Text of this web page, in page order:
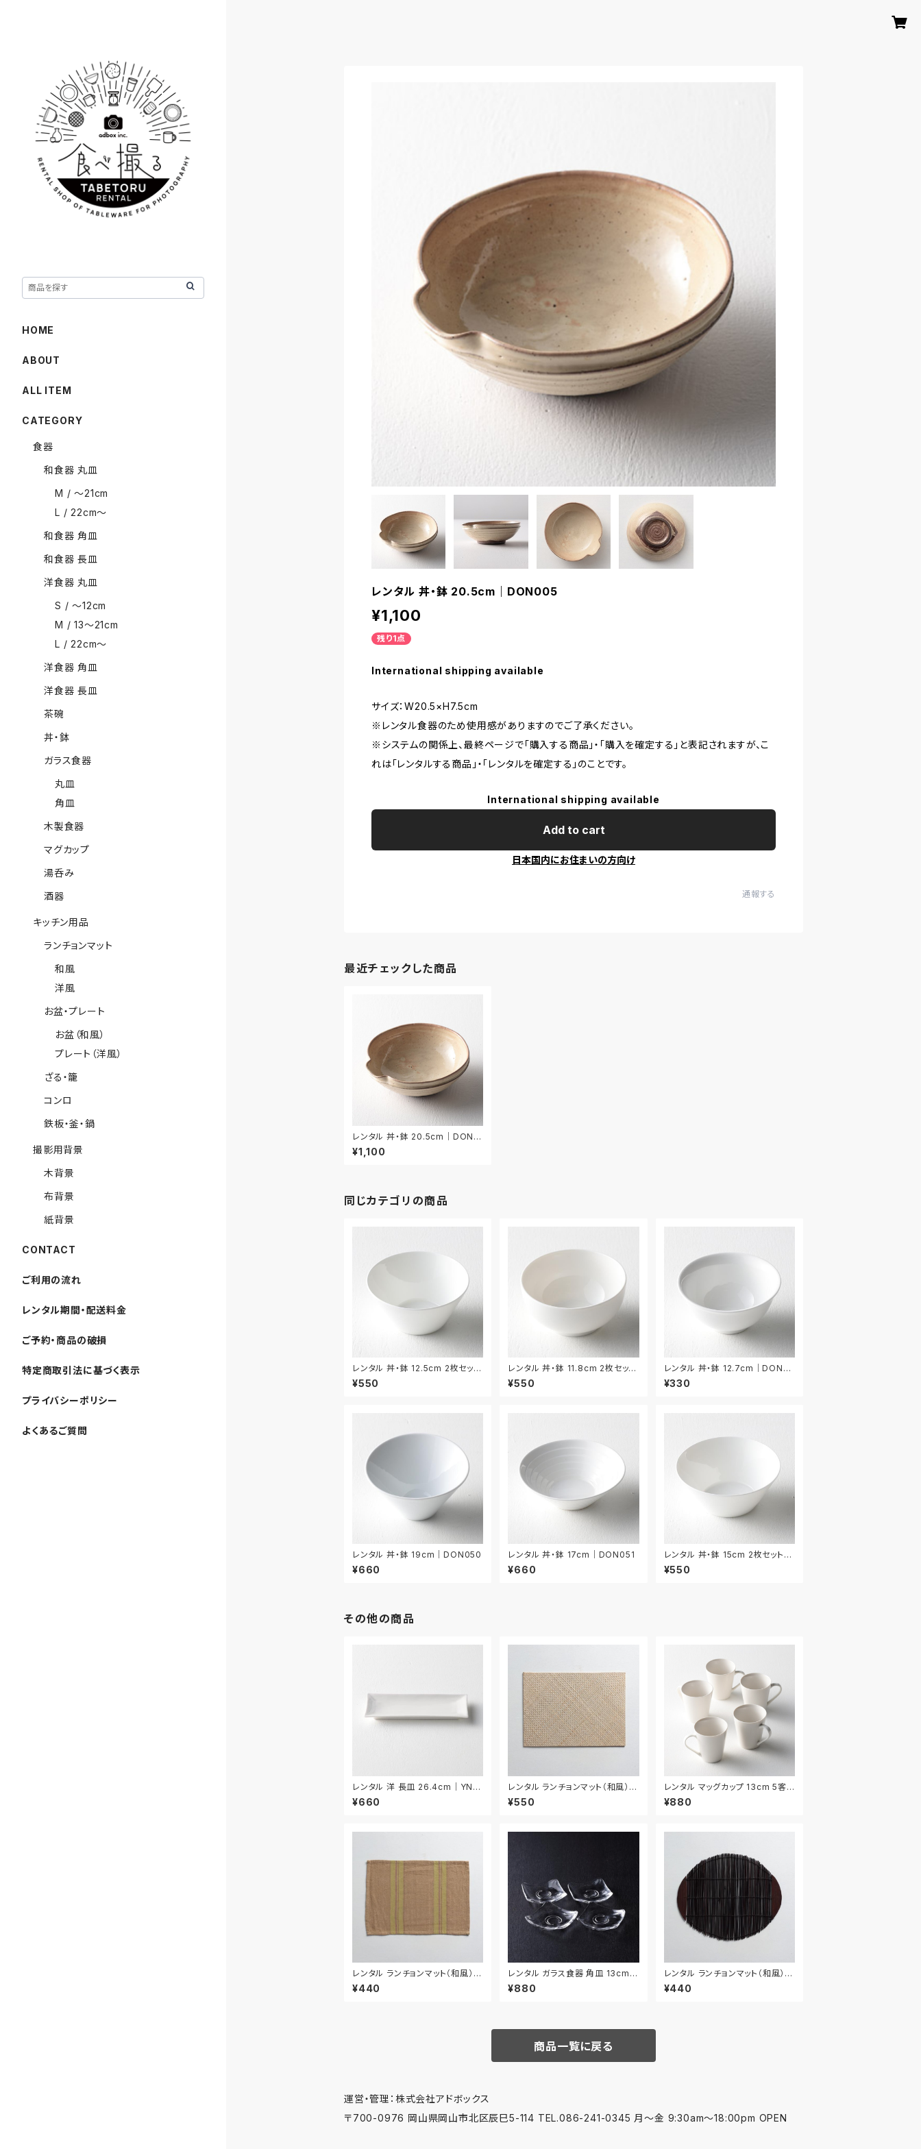
レンタル 丼・鉢 20.5cm｜DON005
¥1,100
残り1点
International shipping available
サイズ：W20.5×H7.5cm
※レンタル食器のため使用感がありますのでご了承ください。
※システムの関係上、最終ページで「購入する商品」・「購入を確定する」と表記されますが、こ
れは「レンタルする商品」・「レンタルを確定する」のことです。
International shipping available
Add to cart
日本国内にお住まいの方向け
通報する
最近チェックした商品
レンタル 丼・鉢 20.5cm｜DON0
05
¥1,100
同じカテゴリの商品
レンタル 丼・鉢 12.5cm 2枚セット
｜DON057
¥550
レンタル 丼・鉢 11.8cm 2枚セット
｜DON058
¥550
レンタル 丼・鉢 12.7cm｜DON05
6
¥330
レンタル 丼・鉢 19cm｜DON050
¥660
レンタル 丼・鉢 17cm｜DON051
¥660
レンタル 丼・鉢 15cm 2枚セット｜
DON052
¥550
その他の商品
レンタル 洋 長皿 26.4cm｜YNA
A005
¥660
レンタル ランチョンマット（和風） 4
2.5cm｜MAW023
¥550
レンタル マッグカップ 13cm 5客セ
ット｜MAG001
¥880
レンタル ランチョンマット（和風） 4
4.8cm｜MAW014
¥440
レンタル ガラス食器 角皿 13cm 4
枚セット｜GLK095
¥880
レンタル ランチョンマット（和風） 4
2cm｜MAW025
¥440
商品一覧に戻る
運営・管理：株式会社アドボックス
〒700-0976 岡山県岡山市北区辰巳5-114 TEL.086-241-0345 月〜金 9:30am〜18:00pm OPEN
HOME
ABOUT
ALL ITEM
CATEGORY
食器
和食器 丸皿
M / 〜21cm
L / 22cm〜
和食器 角皿
和食器 長皿
洋食器 丸皿
S / 〜12cm
M / 13〜21cm
L / 22cm〜
洋食器 角皿
洋食器 長皿
茶碗
丼・鉢
ガラス食器
丸皿
角皿
木製食器
マグカップ
湯呑み
酒器
キッチン用品
ランチョンマット
和風
洋風
お盆・プレート
お盆（和風）
プレート（洋風）
ざる・籠
コンロ
鉄板・釜・鍋
撮影用背景
木背景
布背景
紙背景
CONTACT
ご利用の流れ
レンタル期間・配送料金
ご予約・商品の破損
特定商取引法に基づく表示
プライバシーポリシー
よくあるご質問